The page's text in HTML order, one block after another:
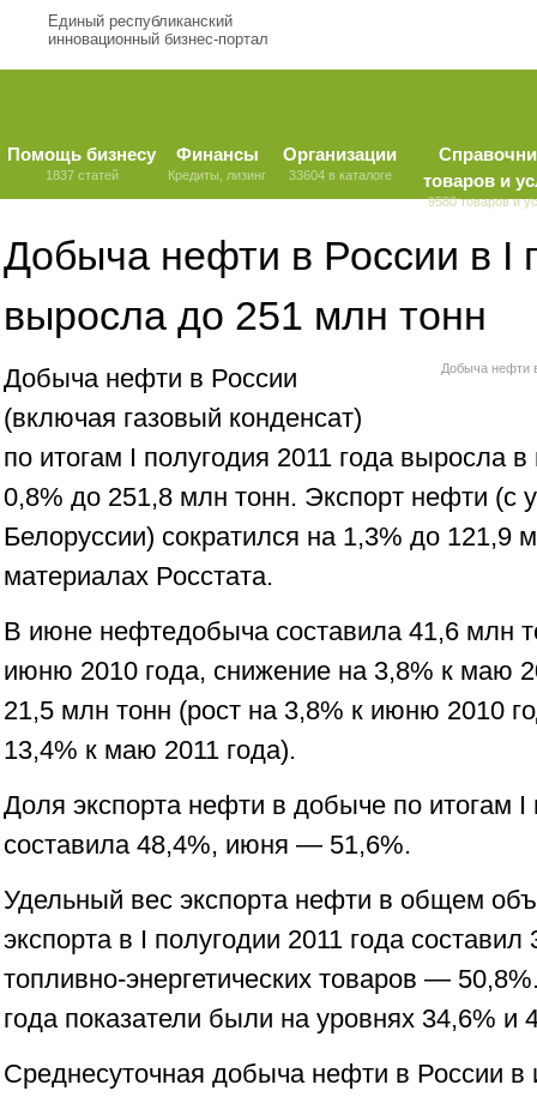
Единый республиканский
инновационный бизнес-портал
Помощь бизнесу
1837 статей
Финансы
Кредиты, лизинг
Организации
33604 в каталоге
товаров и
9580 товаров и
Добыча нефти в России в I
выросла до 251 млн тонн
Добыча нефти
Добыча нефти в России
(включая газовый конденсат)
по итогам I полугодия 2011 года выросла
0,8% до 251,8 млн тонн. Экспорт нефти (с
Белоруссии) сократился на 1,3% до 121,9
материалах Росстата.
В июне нефтедобыча составила 41,6 млн
июню 2010 года, снижение на 3,8% к маю
21,5 млн тонн (рост на 3,8% к июню 2010
13,4% к маю 2011 года).
Доля экспорта нефти в добыче по итогам I
составила 48,4%, июня — 51,6%.
Удельный вес экспорта нефти в общем
экспорта в I полугодии 2011 года составил
топливно-энергетических товаров —
года показатели были на уровнях 34,6% и
Среднесуточная добыча нефти в России